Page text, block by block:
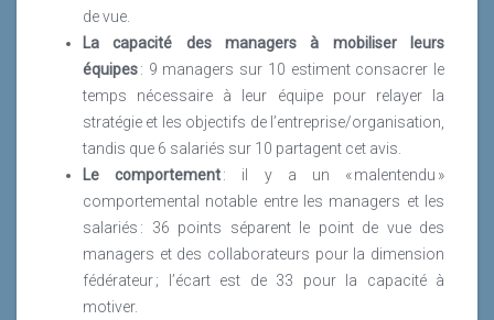
de vue.
La capacité des managers à mobiliser leurs
équipes: 9 managers sur 10 estiment consacrer le
temps nécessaire à leur équipe pour relayer la
stratégie et les objectifs de l’entreprise/organisation,
tandis que 6 salariés sur 10 partagent cet avis.
Le comportement: il y a un « malentendu »
comportemental notable entre les managers et les
salariés : 36 points séparent le point de vue des
managers et des collaborateurs pour la dimension
fédérateur ; l’écart est de 33 pour la capacité à
motiver.